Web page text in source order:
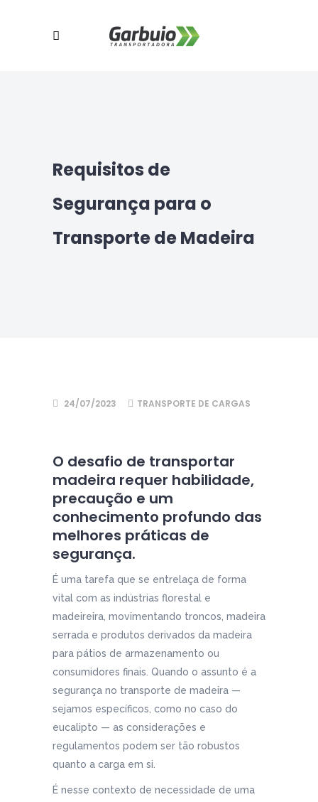
Requisitos de
Segurança para o
Transporte de Madeira
24/07/2023 TRANSPORTE DE CARGAS
O desafio de transportar
madeira requer habilidade,
precaução e um
conhecimento profundo das
melhores práticas de
segurança.
É uma tarefa que se entrelaça de forma
vital com as indústrias florestal e
madeireira, movimentando troncos, madeira
serrada e produtos derivados da madeira
para pátios de armazenamento ou
consumidores finais. Quando o assunto é a
segurança no transporte de madeira —
sejamos específicos, como no caso do
eucalipto — as considerações e
regulamentos podem ser tão robustos
quanto a carga em si.
É nesse contexto de necessidade de uma